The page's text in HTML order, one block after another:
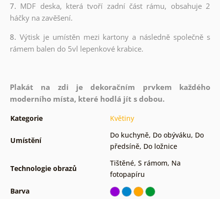
7. MDF deska, která tvoří zadní část rámu, obsahuje 2
háčky na zavěšení.
8. Výtisk je umístěn mezi kartony a následně společně s
rámem balen do 5vl lepenkové krabice.
Plakát na zdi je dekoračním prvkem každého
moderního místa, které hodlá jít s dobou.
Kategorie Květiny
Umístění
Do kuchyně, Do obýváku, Do
předsíně, Do ložnice
Technologie obrazů
Tištěné, S rámom, Na
fotopapíru
Barva